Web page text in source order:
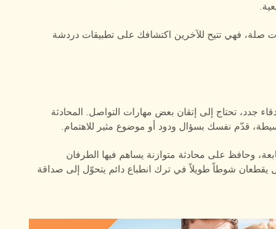
صلة، فهي تتيح للآخرين اكتشافك على تطبيقات دردشة
جدد، تحتاج إلى إتقان بعض مهارات التواصل. المحادثة
بسيطة، قدّم نفسك بسؤال ودود أو موضوع مثير للاهتمام.
وحافظ على محادثة متوازنة يساهم فيها الطرفان
يقطعان شوطاً طويلاً في ترك انطباع دائم يتحوّل إلى صداقة